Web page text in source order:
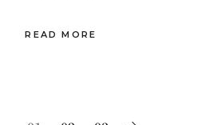
READ MORE